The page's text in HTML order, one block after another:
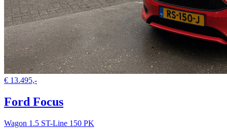
€ 13.495,-
Ford Focus
Wagon 1.5 ST-Line 150 PK